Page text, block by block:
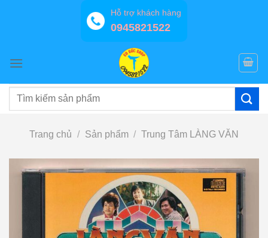
Hỗ trợ khách hàng
0945821522
Tìm
Trang chủ / Sản phẩm / Trung Tâm LÀNG VĂN